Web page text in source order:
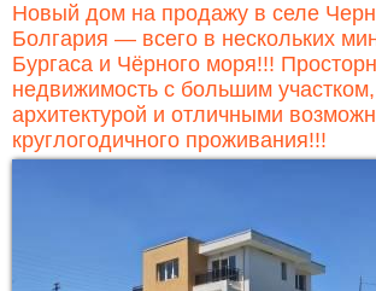
Новый дом на продажу в селе
Болгария — всего в нескольких
Бургаса и Чёрного моря!!!
недвижимость с большим
архитектурой и отличными
круглогодичного проживания!!!